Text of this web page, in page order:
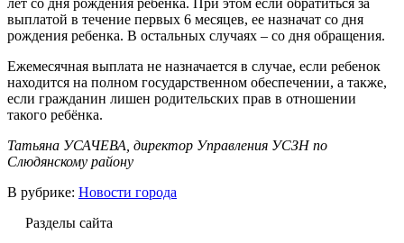
выплатой в течение первых 6 месяцев, ее назначат со дня
рождения ребенка. В остальных случаях – со дня обращения.
Ежемесячная выплата не назначается в случае, если ребенок
находится на полном государственном обеспечении, а также,
если гражданин лишен родительских прав в отношении
такого ребёнка.
Татьяна УСАЧЕВА, директор Управления УСЗН по
Слюдянскому району
В рубрике: Новости города
Разделы сайта